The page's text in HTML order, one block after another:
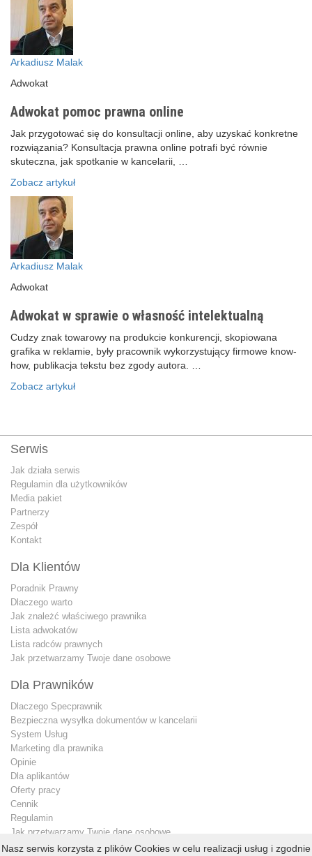
Arkadiusz Malak
Adwokat
Adwokat pomoc prawna online
Jak przygotować się do konsultacji online, aby uzyskać konkretne
rozwiązania? Konsultacja prawna online potrafi być równie
skuteczna, jak spotkanie w kancelarii, …
Zobacz artykuł
Arkadiusz Malak
Adwokat
Adwokat w sprawie o własność intelektualną
Cudzy znak towarowy na produkcie konkurencji, skopiowana
grafika w reklamie, były pracownik wykorzystujący firmowe know-
how, publikacja tekstu bez zgody autora. …
Zobacz artykuł
Serwis
Jak działa serwis
Regulamin dla użytkowników
Media pakiet
Partnerzy
Zespół
Kontakt
Dla Klientów
Poradnik Prawny
Dlaczego warto
Jak znależć właściwego prawnika
Lista adwokatów
Lista radców prawnych
Jak przetwarzamy Twoje dane osobowe
Dla Prawników
Dlaczego Specprawnik
Bezpieczna wysyłka dokumentów w kancelarii
System Usług
Marketing dla prawnika
Opinie
Dla aplikantów
Oferty pracy
Cennik
Regulamin
Jak przetwarzamy Twoje dane osobowe
Konto premium
Nasz serwis korzysta z plików Cookies w celu realizacji usług i zgodnie